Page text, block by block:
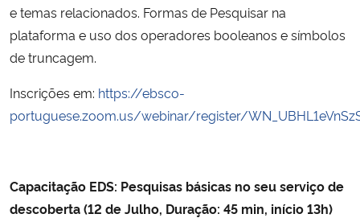
e temas relacionados. Formas de Pesquisar na
plataforma e uso dos operadores booleanos e símbolos
de truncagem.
Inscrições em: https://ebsco-
portuguese.zoom.us/webinar/register/
Capacitação EDS: Pesquisas básicas no seu serviço de
descoberta (12 de Julho, Duração: 45 min, início 13h)